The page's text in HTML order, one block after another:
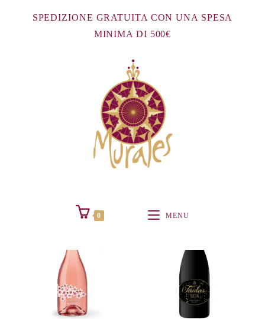
SPEDIZIONE GRATUITA CON UNA SPESA
MINIMA DI 500€
0 MENU